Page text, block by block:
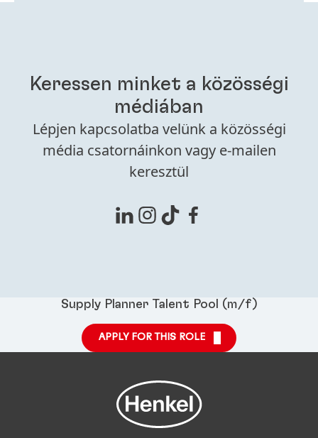
Keressen minket a közösségi
médiában
Lépjen kapcsolatba velünk a közösségi
média csatornáinkon vagy e-mailen
keresztül
Supply Planner Talent Pool (m/f)
APPLY FOR THIS ROLE